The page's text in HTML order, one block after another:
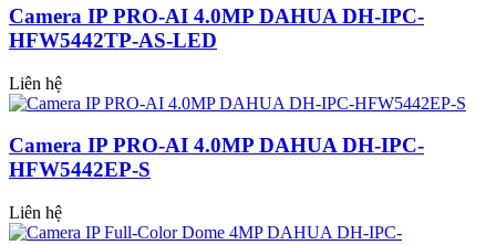
Camera IP PRO-AI 4.0MP DAHUA DH-IPC-
HFW5442TP-AS-LED
Liên hệ
Camera IP PRO-AI 4.0MP DAHUA DH-IPC-
HFW5442EP-S
Liên hệ